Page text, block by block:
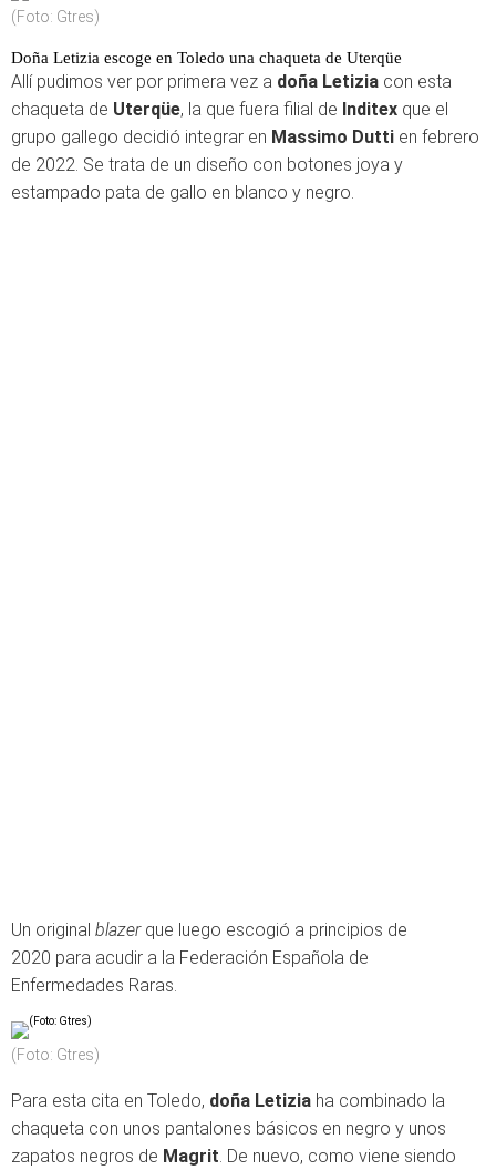
(Foto: Gtres)
Doña Letizia escoge en Toledo una chaqueta de Uterqüe
Allí pudimos ver por primera vez a doña Letizia con esta
chaqueta de Uterqüe, la que fuera filial de Inditex que el
grupo gallego decidió integrar en Massimo Dutti en febrero
de 2022. Se trata de un diseño con botones joya y
estampado pata de gallo en blanco y negro.
Un original blazer que luego escogió a principios de
2020 para acudir a la Federación Española de
Enfermedades Raras.
(Foto: Gtres)
Para esta cita en Toledo, doña Letizia ha combinado la
chaqueta con unos pantalones básicos en negro y unos
zapatos negros de Magrit . De nuevo, como viene siendo